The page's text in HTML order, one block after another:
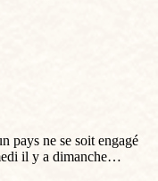
pays ne se soit engagé
il y a dimanche…